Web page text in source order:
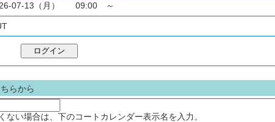
07-13（月） 09:00 ～
らから
い場合は、下のコートカレンダー表示名を入力。